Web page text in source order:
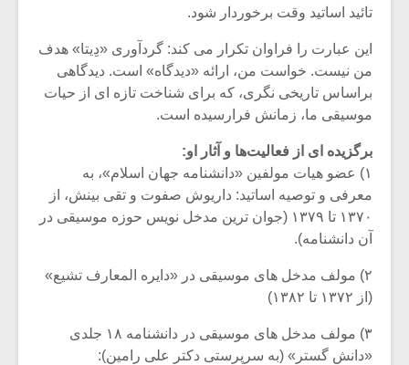
تائید اساتید وقت برخوردار شود.
این عبارت را فراوان تکرار می کند: گردآوری «دِیتا» هدف
من نیست. خواست من، ارائه «دیدگاه» است. دیدگاهی
براساس تاریخی نگری، که برای شناخت تازه ای از حیات
موسیقی ما، زمانش فرارسیده است.
برگزیده ای از فعالیت‌ها و آثار او:
۱) عضو هیات مولفین «دانشنامه جهان اسلام»، به
معرفی و توصیه اساتید: داریوش صفوت و تقی بینش، از
۱۳۷۰ تا ۱۳۷۹ (جوان ترین مدخل نویس حوزه موسیقی در
آن دانشنامه).
۲) مولف مدخل های موسیقی در «دایره المعارف تشیع»
(از ۱۳۷۲ تا ۱۳۸۲)
۳) مولف مدخل های موسیقی در دانشنامه ۱۸ جلدی
«دانش گستر» (به سرپرستی دکتر علی رامین):